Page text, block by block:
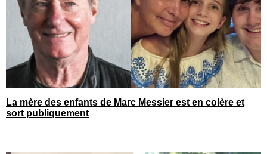
La mère des enfants de Marc Messier est en colère et
sort publiquement